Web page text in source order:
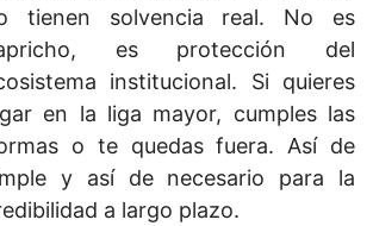
tienen solvencia real. No es
es protección del
institucional. Si quieres
en la liga mayor, cumples las
o te quedas fuera. Así de
y así de necesario para la
a largo plazo.